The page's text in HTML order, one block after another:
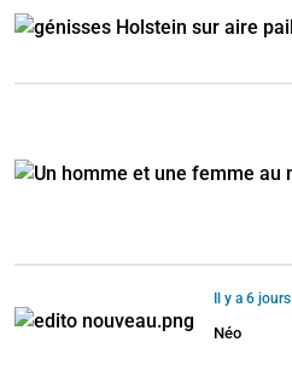
Il y a 6 jours
Néo